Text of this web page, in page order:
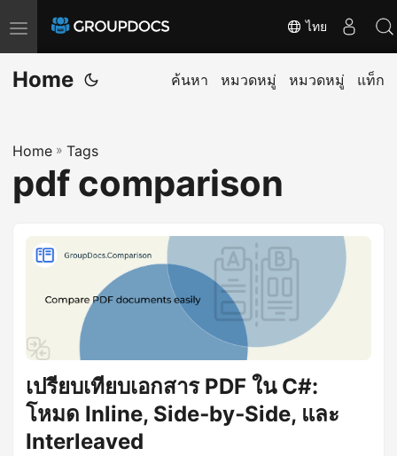
T
o
g
e
n
a
n
ไทย
Home ค้นหา หมวดหมู่ หมวดหมู่ แท็ก
Home » Tags
pdf comparison
เปรียบเทียบเอกสาร PDF ใน C#:
โหมด Inline, Side‑by‑Side, และ
Interleaved